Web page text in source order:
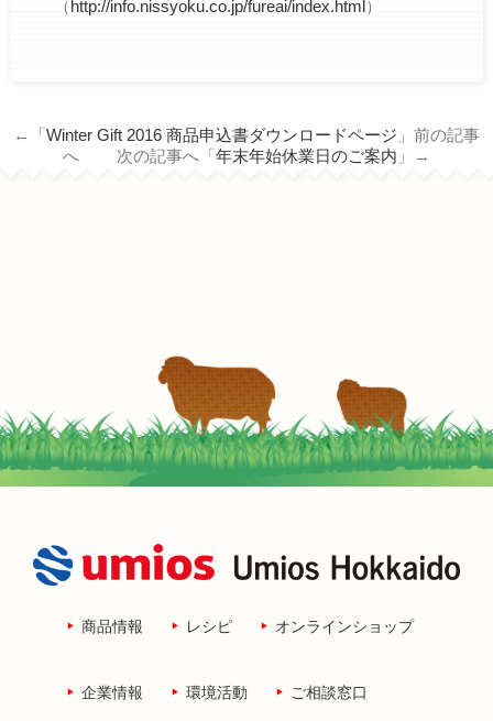
（ http://info.nissyoku.co.jp/fureai/index.html ）
←「 Winter Gift 2016 商品申込書ダウンロードページ 」前の記事
へ 次の記事へ「 年末年始休業日のご案内 」→
商品情報 レシピ オンラインショップ
企業情報 環境活動 ご相談窓口